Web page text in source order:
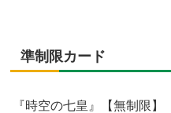
準制限カード
『時空の七皇』【無制限】